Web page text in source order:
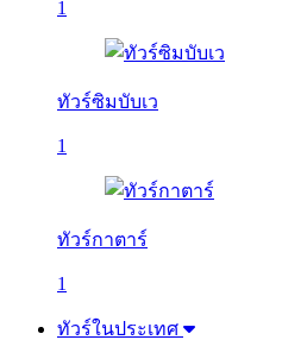
1
ทัวร์ซิมบับเว
1
ทัวร์กาตาร์
1
ทัวร์ในประเทศ